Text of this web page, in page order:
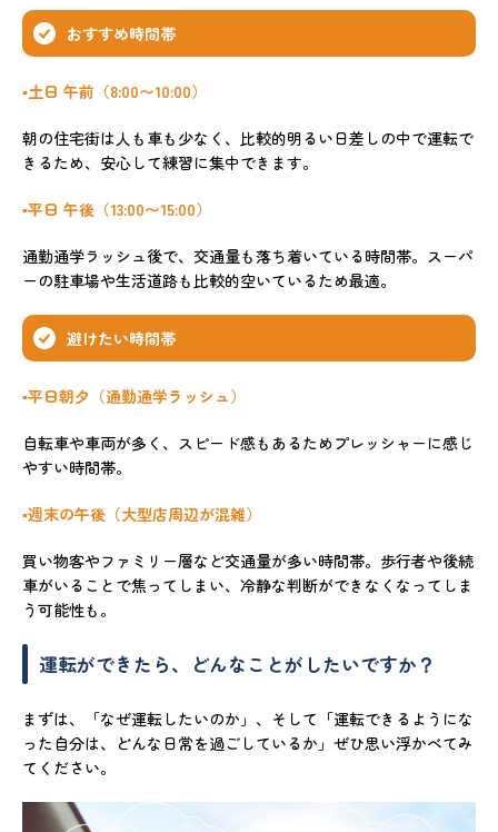
おすすめ時間帯
▪️土日 午前（8:00〜10:00）
朝の住宅街は人も車も少なく、比較的明るい日差しの中で運転で
きるため、安心して練習に集中できます。
▪️平日 午後（13:00〜15:00）
通勤通学ラッシュ後で、交通量も落ち着いている時間帯。スーパ
ーの駐車場や生活道路も比較的空いているため最適。
避けたい時間帯
▪️平日朝夕（通勤通学ラッシュ）
自転車や車両が多く、スピード感もあるためプレッシャーに感じ
やすい時間帯。
▪️週末の午後（大型店周辺が混雑）
買い物客やファミリー層など交通量が多い時間帯。歩行者や後続
車がいることで焦ってしまい、冷静な判断ができなくなってしま
う可能性も。
運転ができたら、どんなことがしたいですか？
まずは、「なぜ運転したいのか」、そして「運転できるようにな
った自分は、どんな日常を過ごしているか」ぜひ思い浮かべてみ
てください。